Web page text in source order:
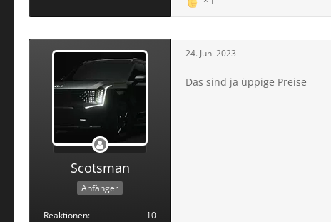
Scotsman
Anfänger
Reaktionen
10
24. Juni 2023
Das sind ja üppige Preise